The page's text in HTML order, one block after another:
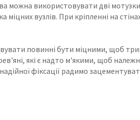
можна використовувати дві
вузлів. При кріпленні на
повинні бути міцними, щоб
які є надто м'якими, щоб
фіксації радимо